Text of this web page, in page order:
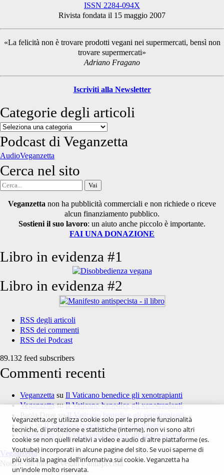
Sidebar
ISSN 2284-094X
Rivista fondata il 15 maggio 2007
«La felicità non è trovare prodotti vegani nei supermercati, bensì non
trovare supermercati»
Adriano Fragano
Iscriviti alla Newsletter
Categorie degli articoli
Categorie
degli
articoli
Podcast di Veganzetta
AudioVeganzetta
Cerca nel sito
Cerca
Veganzetta non ha pubblicità commerciali e non richiede o riceve
alcun finanziamento pubblico.
Sostieni il suo lavoro: un aiuto anche piccolo è importante.
FAI UNA DONAZIONE
Libro in evidenza #1
Libro in evidenza #2
RSS degli articoli
RSS dei commenti
RSS dei Podcast
89.132 feed subscribers
Commenti recenti
Veganzetta su Il Vaticano benedice gli xenotrapianti
VeganzettasuIl Vaticano benedice gli xenotrapianti
Paola Drog suIl Vaticano benedice gli xenotrapianti
luca suIl Vaticano benedice gli xenotrapianti
Veganzetta su Il Vaticano benedice gli xenotrapianti
Veganzetta
Notizie dal mondo vegan e antispecista
Veganzetta.org utilizza cookie solo per le proprie funzionalità
tecniche, di protezione e statistiche (interne), non vi sono altri
cookie se non quelli relativi a video e audio di altre piattaforme (es.
Youtube) incorporati in alcune pagine del sito. Se vuoi saperne di
più visita la pagina dell'infornativa sui cookie. Veganzetta ha
un'indole molto riservata.